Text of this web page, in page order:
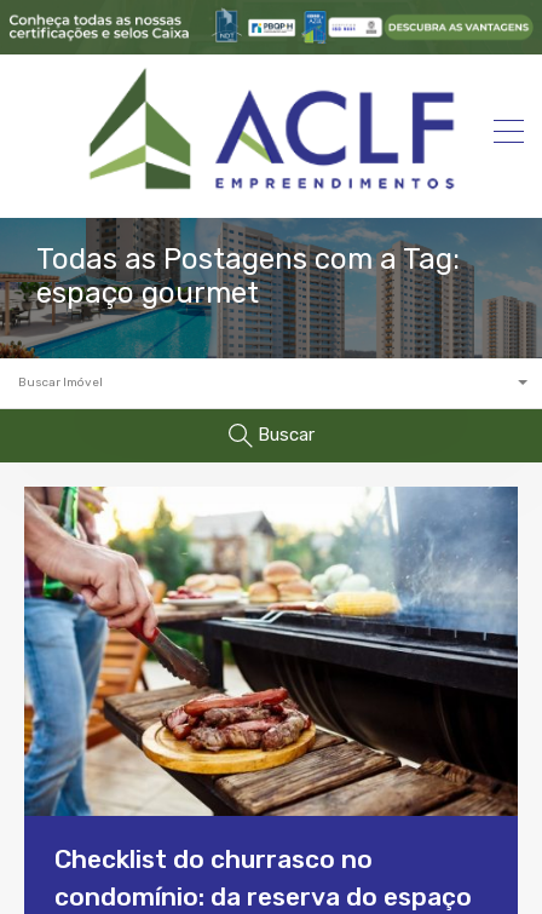
Todas as Postagens com a Tag:
espaço gourmet
Buscar Imóvel
Buscar
Checklist do churrasco no
condomínio: da reserva do espaço